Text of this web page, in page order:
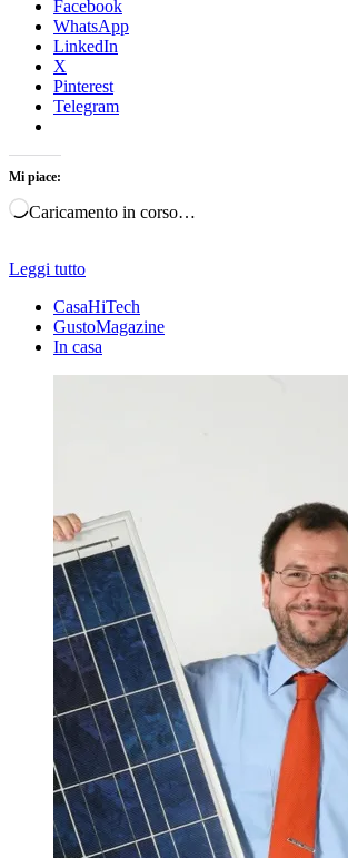
Facebook
WhatsApp
LinkedIn
X
Pinterest
Telegram
Mi piace:
Caricamento in corso…
Leggi tutto
CasaHiTech
GustoMagazine
In casa